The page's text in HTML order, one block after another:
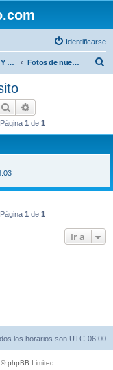
Identificarse
TRANSITO Y OBRAS PUBLICAS COSTA RICA Fotos de nuestras calles y tránsito
Buscar
1 de 1
1 de 1
Ir a
los horarios son UTC-06:00
phpBB Limited